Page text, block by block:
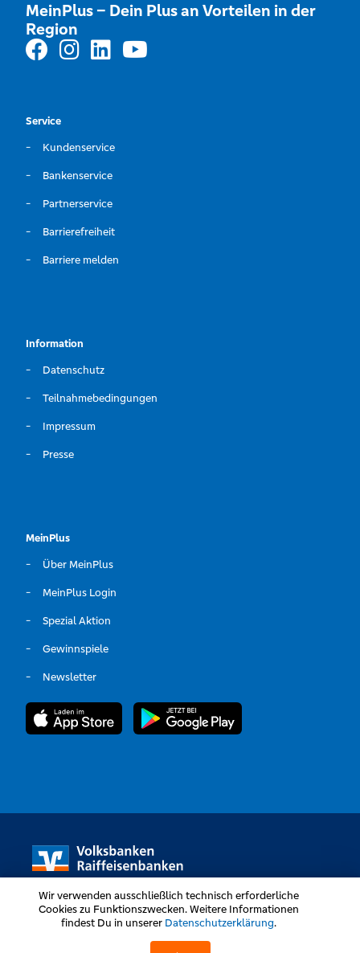
MeinPlus – Dein Plus an Vorteilen in der
Region
Service
Kundenservice
Bankenservice
Partnerservice
Barrierefreiheit
Barriere melden
Information
Datenschutz
Teilnahmebedingungen
Impressum
Presse
MeinPlus
Über MeinPlus
MeinPlus Login
Spezial Aktion
Gewinnspiele
Newsletter
Volksbanken Raiffeisenbanken © Alle Rechte vorbehalten
Wir verwenden ausschließlich technisch erforderliche
Cookies zu Funktionszwecken. Weitere Informationen
findest Du in unserer Datenschutzerklärung.